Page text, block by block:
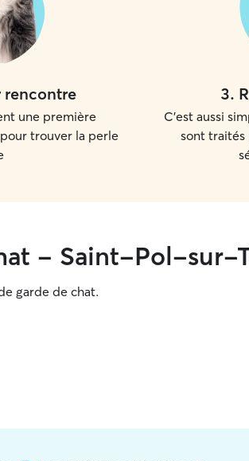
rencontre
une première
trouver la perle
3.
C'est aussi
sont traités
- Saint-Pol-sur-
garde de chat.